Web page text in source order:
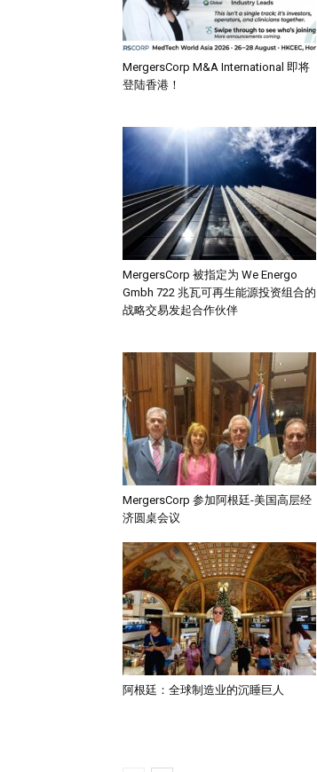
MergersCorp M&A International 即将
登陆香港！
MergersCorp 被指定为 We Energo
Gmbh 722 兆瓦可再生能源投资组合的
战略交易发起合作伙伴
MergersCorp 参加阿根廷-美国高层经
济圆桌会议
阿根廷：全球制造业的沉睡巨人